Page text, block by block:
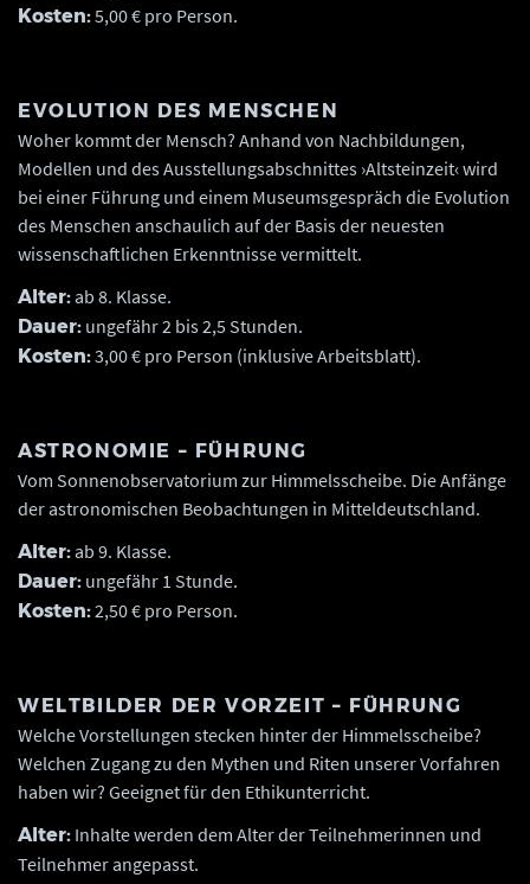
Kosten:5,00 € pro Person.
EVOLUTION DES MENSCHEN
Woher kommt der Mensch? Anhand von Nachbildungen,
Modellen und des Ausstellungsabschnittes ›Altsteinzeit‹ wird
bei einer Führung und einem Museumsgespräch die Evolution
des Menschen anschaulich auf der Basis der neuesten
wissenschaftlichen Erkenntnisse vermittelt.
Alter:ab 8. Klasse.
Dauer: ungefähr 2 bis 2,5 Stunden.
Kosten:3,00 € pro Person (inklusive Arbeitsblatt).
ASTRONOMIE – FÜHRUNG
Vom Sonnenobservatorium zur Himmelsscheibe. Die Anfänge
der astronomischen Beobachtungen in Mitteldeutschland.
Alter:ab 9. Klasse.
Dauer: ungefähr 1 Stunde.
Kosten:2,50 € pro Person.
WELTBILDER DER VORZEIT – FÜHRUNG
Welche Vorstellungen stecken hinter der Himmelsscheibe?
Welchen Zugang zu den Mythen und Riten unserer Vorfahren
haben wir? Geeignet für den Ethikunterricht.
Alter: Inhalte werden dem Alter der Teilnehmerinnen und
Teilnehmer angepasst.